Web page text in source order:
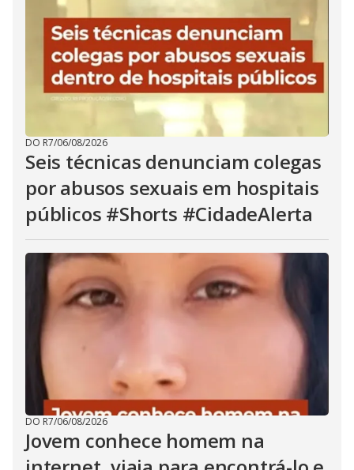
DO R7/06/08/2026
Seis técnicas denunciam colegas
por abusos sexuais em hospitais
públicos #Shorts #CidadeAlerta
DO R7/06/08/2026
Jovem conhece homem na